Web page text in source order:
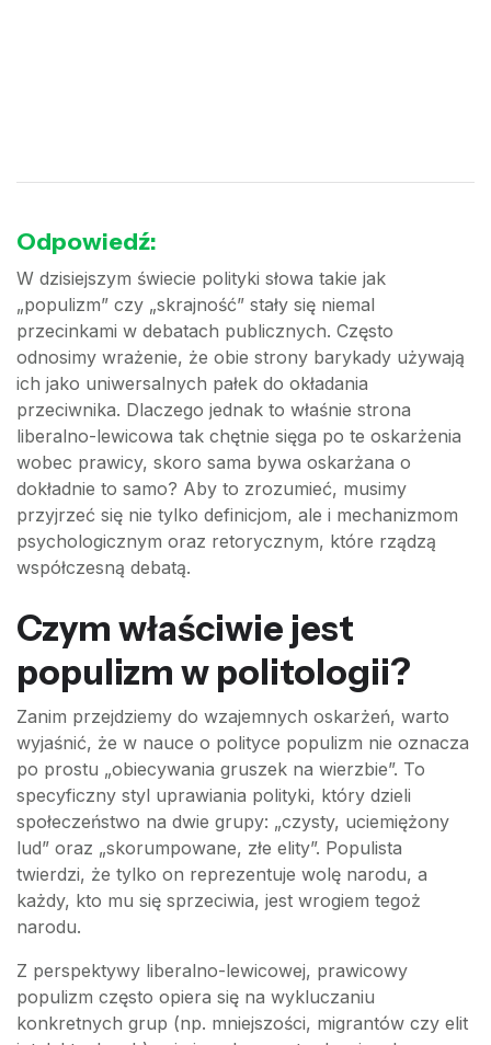
Odpowiedź:
W dzisiejszym świecie polityki słowa takie jak
„populizm” czy „skrajność” stały się niemal
przecinkami w debatach publicznych. Często
odnosimy wrażenie, że obie strony barykady używają
ich jako uniwersalnych pałek do okładania
przeciwnika. Dlaczego jednak to właśnie strona
liberalno-lewicowa tak chętnie sięga po te oskarżenia
wobec prawicy, skoro sama bywa oskarżana o
dokładnie to samo? Aby to zrozumieć, musimy
przyjrzeć się nie tylko definicjom, ale i mechanizmom
psychologicznym oraz retorycznym, które rządzą
współczesną debatą.
Czym właściwie jest
populizm w politologii?
Zanim przejdziemy do wzajemnych oskarżeń, warto
wyjaśnić, że w nauce o polityce populizm nie oznacza
po prostu „obiecywania gruszek na wierzbie”. To
specyficzny styl uprawiania polityki, który dzieli
społeczeństwo na dwie grupy: „czysty, uciemiężony
lud” oraz „skorumpowane, złe elity”. Populista
twierdzi, że tylko on reprezentuje wolę narodu, a
każdy, kto mu się sprzeciwia, jest wrogiem tegoż
narodu.
Z perspektywy liberalno-lewicowej, prawicowy
populizm często opiera się na wykluczaniu
konkretnych grup (np. mniejszości, migrantów czy elit